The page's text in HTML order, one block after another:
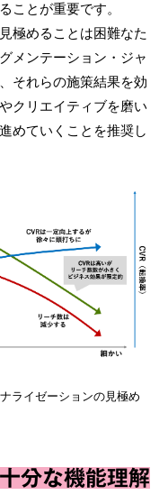
ことが重要です。
極めることは困難なた
メンテーション・ジャ
それらの施策結果を効
クリエイティブを磨い
めていくことを推奨し
ライゼーションの見極め
分な機能理解